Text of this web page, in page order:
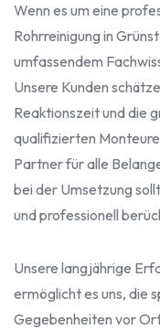
Wenn es um eine
Rohrreinigung in
umfassendem
Unsere Kunden
Reaktionszeit und die
qualifizierten
Partner für alle
bei der Umsetzung
und professionell
Unsere langjährige
ermöglicht es uns, die
Gegebenheiten vor